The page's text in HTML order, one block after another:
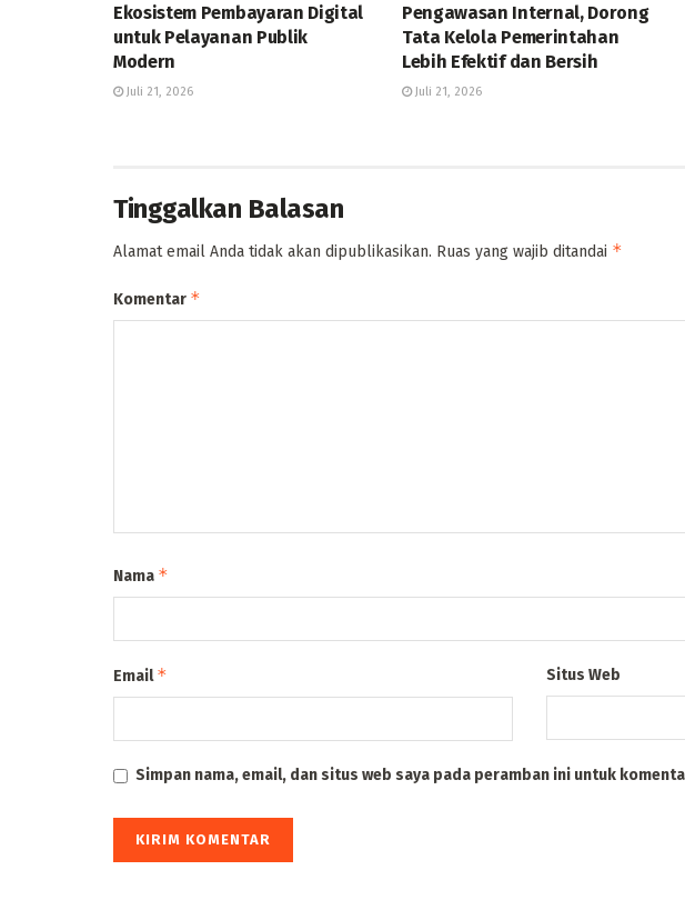
Ekosistem Pembayaran Digital
untuk Pelayanan Publik
Modern
Juli 21, 2026
Pengawasan Internal, Dorong
Tata Kelola Pemerintahan
Lebih Efektif dan Bersih
Juli 21, 2026
Tinggalkan Balasan
Alamat email Anda tidak akan dipublikasikan. Ruas yang wajib ditandai *
Komentar *
Nama *
Email* Situs Web
Simpan nama, email, dan situs web saya pada peramban ini untuk